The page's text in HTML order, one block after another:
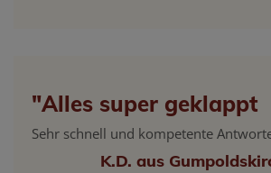
"Alles super geklappt
Sehr schnell und kompetente
K.D. aus